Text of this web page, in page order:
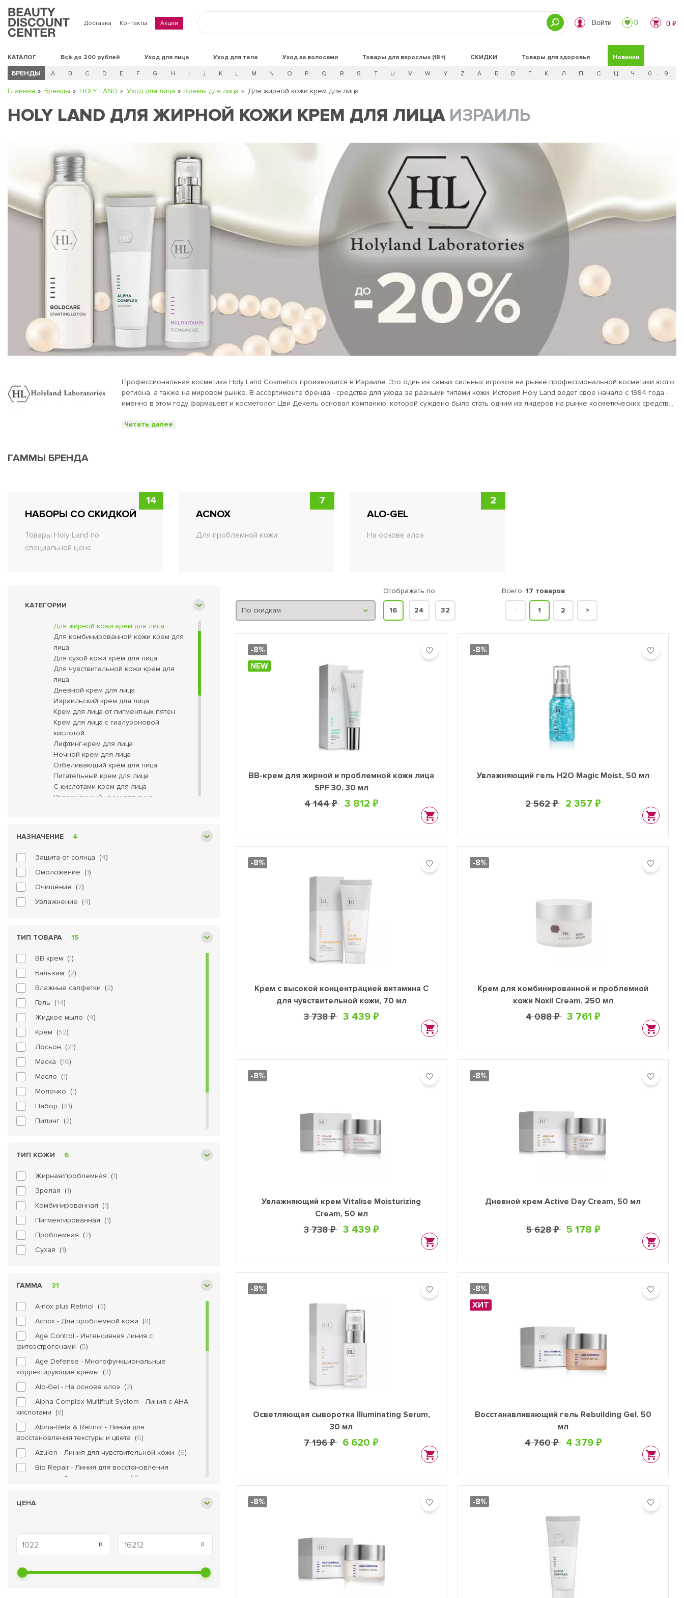
Доставка Контакты Акции Войти 0 0 ₽
КАТАЛОГ Всё до 200 рублей Уход для лица Уход для тела Уход за волосами Товары для взрослых (18+) СКИДКИ Новинки
Товары для здоровья
БРЕНДЫ A B C D E F G H I J K L M N O P Q R S T U V W Y Z А Б В Г К Л П С Ц Ч 0 - 9
Главная Бренды HOLY LAND Уход для лица Кремы для лица Для жирной кожи крем для лица
HOLY LAND ДЛЯ ЖИРНОЙ КОЖИ КРЕМ ДЛЯ ЛИЦА ИЗРАИЛЬ
Профессиональная косметика Holy Land Cosmetics производится в Израиле. Это один из самых сильных игроков на рынке профессиональной косметики этого
региона, а также на мировом рынке. В ассортименте бренда - средства для ухода за разными типами кожи. История Holy Land ведет свое начало с 1984 года -
именно в этом году фармацевт и косметолог Цви Декель основал компанию, которой суждено было стать одним из лидеров на рынке косметических средств
фруктов, минералы мертвого моря, морские водоросли и другие компоненты. Перед тем, как выйти на рынок, каждый товар тщательно тестируется. Формулы
Читать далее
ГАММЫ БРЕНДА
НАБОРЫ СО СКИДКОЙ
Товары Holy Land по
специальной цене
14
ACNOX
Для проблемной кожи
7
ALO-GEL
На основе алоэ
2
КАТЕГОРИИ
Для жирной кожи крем для лица
Для комбинированной кожи крем для
лица
Для сухой кожи крем для лица
Для чувствительной кожи крем для
лица
Дневной крем для лица
Израильский крем для лица
Крем для лица от пигментных пятен
Крем для лица с гиалуроновой
кислотой
Лифтинг-крем для лица
Ночной крем для лица
Отбеливающий крем для лица
Питательный крем для лица
С кислотами крем для лица
Увлажняющий крем для лица
Лосьоны для лица
Для глаз
Скрабы и пилинги
Средства для снятия макияжа
Средства для умывания
Уход для тела
СКИДКИ
Косметические наборы
Новинки
Израильская косметика
Косметика для макияжа
Макияж для лица
Лечебная косметика
Масла
Уходовая косметика
НАЗНАЧЕНИЕ 4
Защита от солнца (4)
Омоложение (1)
Очищение (2)
Увлажнение (4)
ТИП ТОВАРА 15
BB крем (1)
Бальзам (2)
Влажные салфетки (2)
Гель (14)
Жидкое мыло (4)
Крем (52)
Лосьон (21)
Маска (16)
Масло (1)
Молочко (1)
Набор (31)
Пилинг (2)
ТИП КОЖИ 6
Жирная/проблемная (1)
Зрелая (1)
Комбинированная (1)
Пигментированная (1)
Проблемная (2)
Сухая (1)
ГАММА 31
A-nox plus Retinol (3)
Acnox - Для проблемной кожи (8)
Age Control - Интенсивная линия с
фитоэстрогенами (5)
Age Defense - Многофункциональные
корректирующие кремы (2)
Alo-Gel - На основе алоэ (2)
Alpha Complex Multifruit System - Линия с AHA
кислотами (8)
Alpha-Beta & Retinol - Линия для
восстановления текстуры и цвета (6)
Azulen - Линия для чувствительной кожи (6)
Bio Repair - Линия для восстановления
поврежденной кожи и для кожи (7)
Calm Derm - Антикуперозная линия (
пятен (
ЦЕНА
Отображать по:
16 24 32
Всего: 17 товаров
1 2 >
-8%
NEW
BB-крем для жирной и проблемной кожи лица
SPF 30, 30 мл
4 144 ₽ 3 812 ₽
-8%
Увлажняющий гель H2O Magic Moist, 50 мл
2 562 ₽ 2 357 ₽
-8%
Крем с высокой концентрацией витамина C
для чувствительной кожи, 70 мл
3 738 ₽ 3 439 ₽
-8%
Крем для комбинированной и проблемной
кожи Noxil Cream, 250 мл
4 088 ₽ 3 761 ₽
-8%
Увлажняющий крем Vitalise Moisturizing
Cream, 50 мл
3 738 ₽ 3 439 ₽
-8%
Дневной крем Active Day Cream, 50 мл
5 628 ₽ 5 178 ₽
-8%
Осветляющая сыворотка Illuminating Serum,
30 мл
7 196 ₽ 6 620 ₽
-8%
ХИТ
Восстанавливающий гель Rebuilding Gel, 50
мл
4 760 ₽ 4 379 ₽
-8% -8%